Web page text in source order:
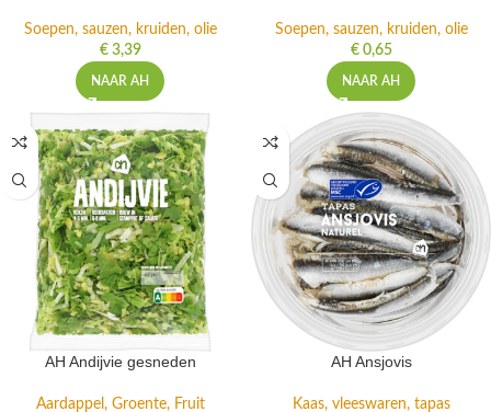
Soepen, sauzen, kruiden, olie
€ 3,39
NAAR AH
Soepen, sauzen, kruiden, olie
€ 0,65
NAAR AH